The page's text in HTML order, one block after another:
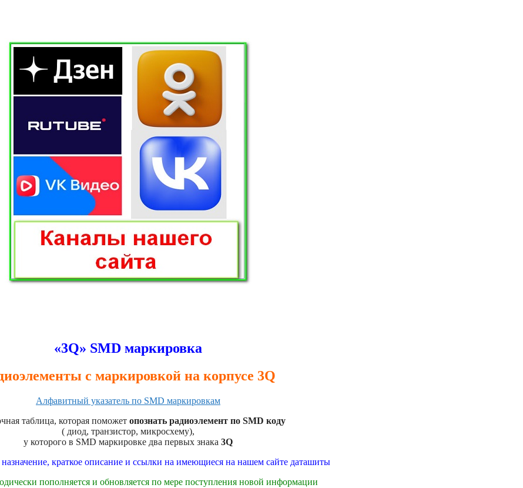
«3Q» SMD маркировка
с маркировкой на корпусе 3Q
Алфавитный указатель по SMD маркировкам
таблица, которая поможет опознать радиоэлемент по SMD коду
( диод, транзистор, микросхему),
у которого в SMD маркировке два первых знака 3Q
краткое описание и ссылки на имеющиеся на нашем сайте даташиты
пополняется и обновляется по мере поступления новой информации